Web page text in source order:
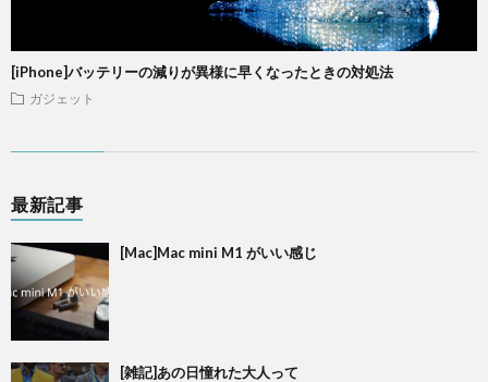
[iPhone]バッテリーの減りが異様に早くなったときの対処法
ガジェット
最新記事
[Mac]Mac mini M1 がいい感じ
[雑記]あの日憧れた大人って